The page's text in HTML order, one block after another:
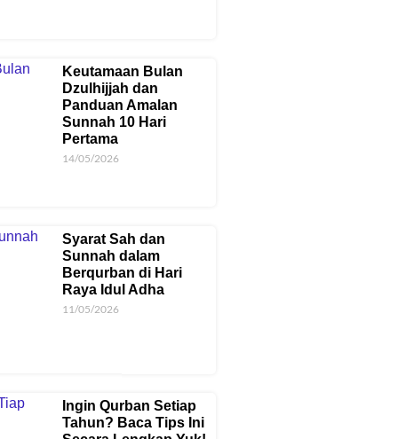
Keutamaan Bulan
Dzulhijjah dan
Panduan Amalan
Sunnah 10 Hari
Pertama
14/05/2026
Syarat Sah dan
Sunnah dalam
Berqurban di Hari
Raya Idul Adha
11/05/2026
Ingin Qurban Setiap
Tahun? Baca Tips Ini